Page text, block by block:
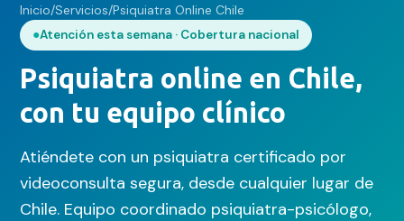
Cómo trabajamos
Servicios
Tests
Inicio/Servicios/Psiquiatra Online Chile
Atención esta semana · Cobertura nacional
Psiquiatra online en Chile,
con tu equipo clínico
Atiéndete con un psiquiatra certificado por
videoconsulta segura, desde cualquier lugar de
Chile. Equipo coordinado psiquiatra-psicólogo,